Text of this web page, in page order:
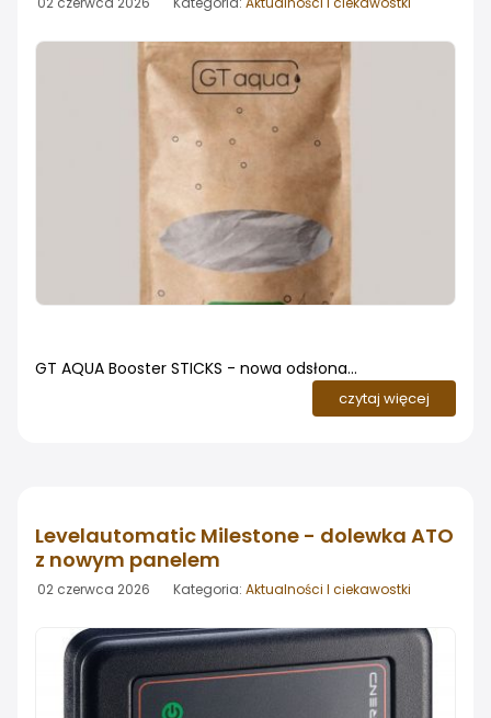
GT AQUA Booster STICKS - nowa odsłona
sprawdzonego nawozu. Dotychczasowe Pałeczki
Nawozowe GT AQUA trafiają na rynek pod nową nazwą
czytaj więcej
Levelautomatic Milestone - dolewka ATO
z nowym panelem
02 czerwca 2026 Kategoria: Aktualności I ciekawostki